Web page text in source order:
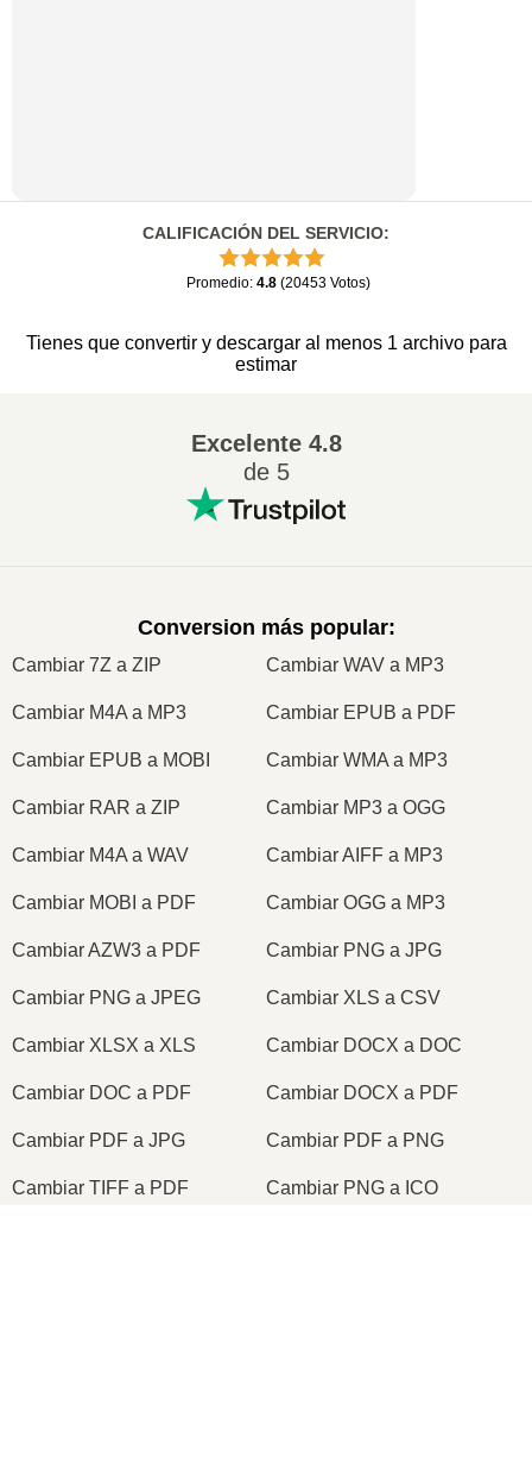
CALIFICACIÓN DEL SERVICIO:
Promedio: 4.8 (20453 Votos)
Tienes que convertir y descargar al menos 1 archivo para
estimar
Excelente4.8
de 5
Conversion más popular:
Cambiar 7Z a ZIP Cambiar WAV a MP3
Cambiar M4A a MP3 Cambiar EPUB a PDF
Cambiar EPUB a MOBI Cambiar WMA a MP3
Cambiar RAR a ZIP Cambiar MP3 a OGG
Cambiar M4A a WAV Cambiar AIFF a MP3
Cambiar MOBI a PDF Cambiar OGG a MP3
Cambiar AZW3 a PDF Cambiar PNG a JPG
Cambiar PNG a JPEG Cambiar XLS a CSV
Cambiar XLSX a XLS Cambiar DOCX a DOC
Cambiar DOC a PDF Cambiar DOCX a PDF
Cambiar PDF a JPG Cambiar PDF a PNG
Cambiar TIFF a PDF Cambiar PNG a ICO